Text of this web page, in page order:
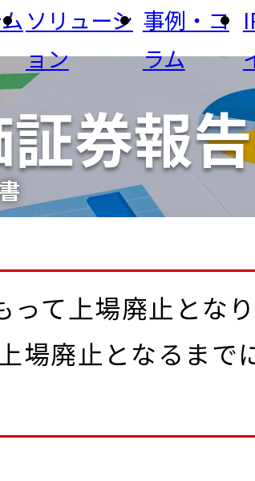
ソリューシ
ョン
ンクリート運輸・物流業
食品・農業・JA
テムDX省人・省力化セ
産・品質管理
事例・コ
ラム
投資家の皆様へ
株主総会
経営理念・経営
針
ス
）
事業所・アクセ
電子公告
ント
研究所
券報
て上場廃止となり
場廃止となるまで